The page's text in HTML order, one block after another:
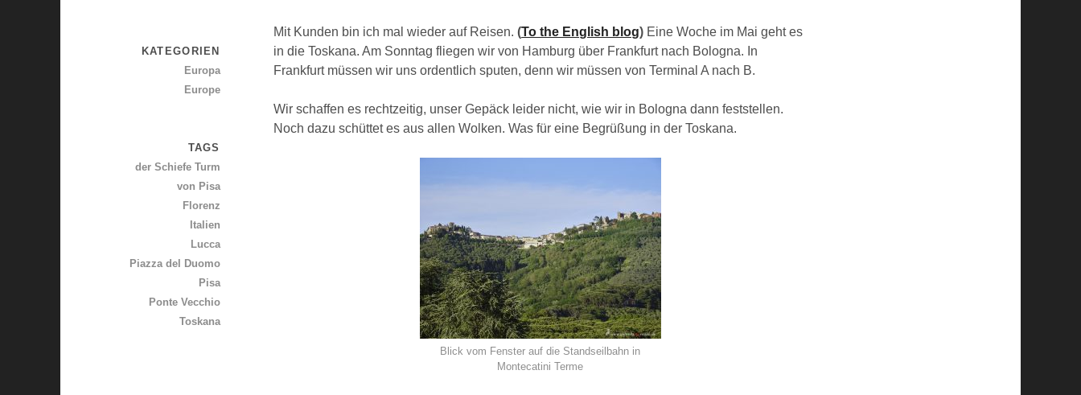
Mit Kunden bin ich mal wieder auf Reisen.(To the English blog) Eine Woche im Mai geht es
in die Toskana. Am Sonntag fliegen wir von Hamburg über Frankfurt nach Bologna. In
Frankfurt müssen wir uns ordentlich sputen, denn wir müssen von Terminal A nach B.
Wir schaffen es rechtzeitig, unser Gepäck leider nicht, wie wir in Bologna dann feststellen.
Noch dazu schüttet es aus allen Wolken. Was für eine Begrüßung in der Toskana.
Blick vom Fenster auf die Standseilbahn in
Montecatini Terme
KATEGORIEN
Europa
Europe
TAGS
der Schiefe Turm
von Pisa
Florenz
Italien
Lucca
Piazza del Duomo
Pisa
Ponte Vecchio
Toskana